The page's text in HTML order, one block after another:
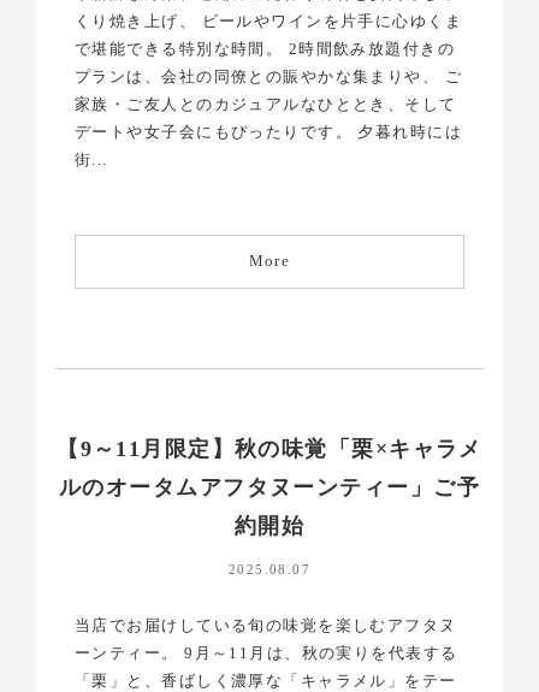
くり焼き上げ、 ビールやワインを片手に心ゆくま
で堪能できる特別な時間。 2時間飲み放題付きの
プランは、会社の同僚との賑やかな集まりや、 ご
家族・ご友人とのカジュアルなひととき、そして
デートや女子会にもぴったりです。 夕暮れ時には
街...
More
【9～11月限定】秋の味覚「栗×キャラメ
ルのオータムアフタヌーンティー」ご予
約開始
2025.08.07
当店でお届けしている旬の味覚を楽しむアフタヌ
ーンティー。 9月～11月は、秋の実りを代表する
「栗」と、香ばしく濃厚な「キャラメル」をテー